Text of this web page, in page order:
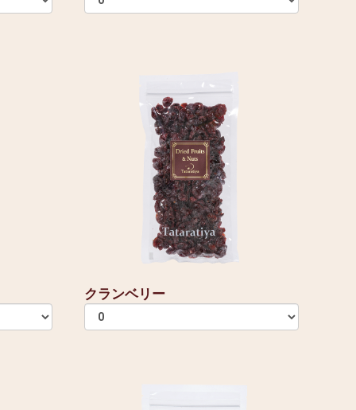
クランベリー